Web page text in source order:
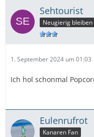
Sehtourist
Neugierig bleiben
1. September 2024 um 01:03
Ich hol schonmal
Eulenrufrot
Kanaren Fan